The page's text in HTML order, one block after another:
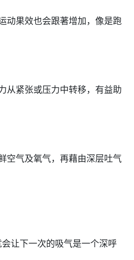
动果效也会跟著增加，像是跑
从紧张或压力中转移，有益助
空气及氧气，再藉由深层吐气
让下一次的吸气是一个深呼